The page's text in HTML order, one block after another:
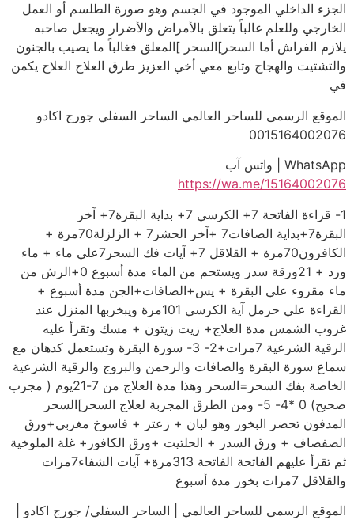
الجزء الداخلي الموجود في الجسم وهو صورة الطلسم أو العمل
الخارجي وللعلم غالباً يتعلق بالأمراض والأضرار ويجعل صاحبه
يلازم الفراش أما السحر]السحر ]المعلق فغالباً ما يصيب بالجنون
والتشتيت والهجاج وتابع معي أخي العزيز طرق العلاج العلاج يكمن
في
الموقع الرسمى للساحر العالمي الساحر السفلي جورج اكادو
0015164002076
WhatsApp | واتس آب
https://wa.me/15164002076
1- قراءة الفاتحة 7+ الكرسي 7+ بداية البقرة7+ آخر
البقرة7+بداية الصافات7 +آخر الحشر7 + الزلزلة70مرة +
الكافرون70مرة + القلاقل 7+ آيات فك السحر7علي ماء + ماء
ورد + 21ورقة سدر ويستحم من الماء مدة أسبوع 0+الرش من
ماء مقروء علي البقرة + يس+الصافات+الجن مدة أسبوع +
القراءة علي حرمل آية الكرسي 101مرة ويبخربها المنزل عند
غروب الشمس مدة العلاج+ زيت زيتون + مسك وتقرأ عليه
الرقية الشرعية 7مرات+2- 3- سورة البقرة وتستعمل كدهان مع
سماع سورة البقرة والصافات والرحمن والبروج والرقية الشرعية
الخاصة بفك السحر=السحر وهذا مدة العلاج من 7-21يوم ( مجرب
صحيح) 0 *4- 5- ومن الطرق المجربة لعلاج السحر]السحر
المدفون تحضر البخور وهو لبان + زعتر + فاسوخ مغربي+ورق
الصفصاف + ورق السدر + الحلتيت +ورق الكافور+ غلة الملوخية
ثم تقرأ عليهم الفاتحة الفاتحة 313مرة+ آيات الشفاء7مرات
والقلاقل 7مرات بخور مدة أسبوع
الموقع الرسمى للساحر العالمي | الساحر السفلي/ جورج اكادو |